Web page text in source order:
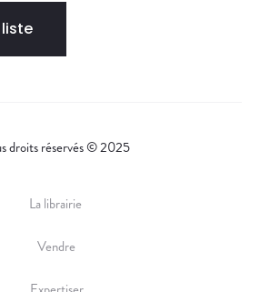
droits réservés © 2025
La librairie
Vendre